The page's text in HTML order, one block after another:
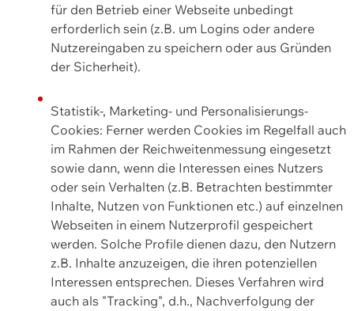
für den Betrieb einer Webseite unbedingt
erforderlich sein (z.B. um Logins oder andere
Nutzereingaben zu speichern oder aus Gründen
der Sicherheit).
Statistik-, Marketing- und Personalisierungs-
Cookies: Ferner werden Cookies im Regelfall auch
im Rahmen der Reichweitenmessung eingesetzt
sowie dann, wenn die Interessen eines Nutzers
oder sein Verhalten (z.B. Betrachten bestimmter
Inhalte, Nutzen von Funktionen etc.) auf einzelnen
Webseiten in einem Nutzerprofil gespeichert
werden. Solche Profile dienen dazu, den Nutzern
z.B. Inhalte anzuzeigen, die ihren potenziellen
Interessen entsprechen. Dieses Verfahren wird
auch als "Tracking", d.h., Nachverfolgung der